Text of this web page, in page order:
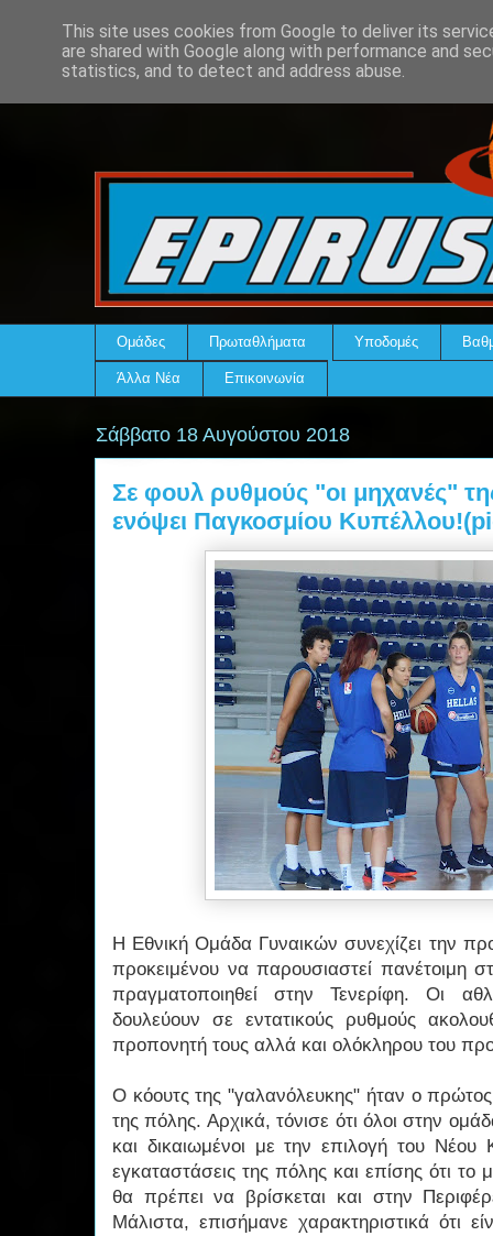
Ομάδες Πρωταθλήματα Υποδομές
Άλλα Νέα Επικοινωνία
Σάββατο 18 Αυγούστου 2018
Σε φουλ ρυθμούς "οι μηχανές"
ενόψει Παγκοσμίου
Η Εθνική Ομάδα Γυναικών συνεχίζει την
προκειμένου να παρουσιαστεί πανέτοιμη
πραγματοποιηθεί στην Τενερίφη. Οι
δουλεύουν σε εντατικούς ρυθμούς
προπονητή τους αλλά και ολόκληρου του
Ο κόουτς της "γαλανόλευκης" ήταν ο
της πόλης. Αρχικά, τόνισε ότι όλοι στην
και δικαιωμένοι με την επιλογή του Νέου
εγκαταστάσεις της πόλης και επίσης ότι
θα πρέπει να βρίσκεται και στην
Μάλιστα, επισήμανε χαρακτηριστικά ότι
This site uses cookies from Google to deliver its
are shared with Google along with performance and
statistics, and to detect and address abuse.